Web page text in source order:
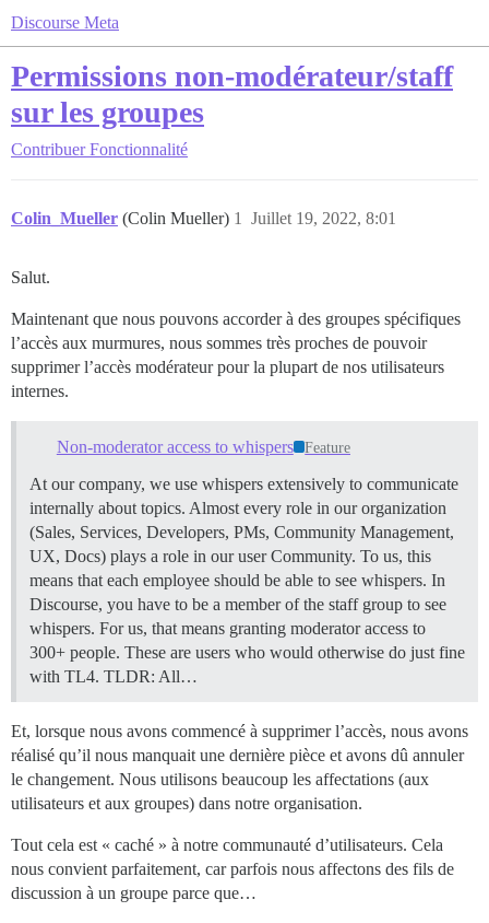
Discourse Meta
Permissions non-modérateur/staff
sur les groupes
Contribuer Fonctionnalité
Colin_Mueller (Colin Mueller) Juillet 19, 2022, 8:01
1
Salut.
Maintenant que nous pouvons accorder à des groupes spécifiques
l’accès aux murmures, nous sommes très proches de pouvoir
supprimer l’accès modérateur pour la plupart de nos utilisateurs
internes.
Non-moderator access to whispers Feature
At our company, we use whispers extensively to communicate
internally about topics. Almost every role in our organization
(Sales, Services, Developers, PMs, Community Management,
UX, Docs) plays a role in our user Community. To us, this
means that each employee should be able to see whispers. In
Discourse, you have to be a member of the staff group to see
whispers. For us, that means granting moderator access to
300+ people. These are users who would otherwise do just fine
with TL4. TLDR: All…
Et, lorsque nous avons commencé à supprimer l’accès, nous avons
réalisé qu’il nous manquait une dernière pièce et avons dû annuler
le changement. Nous utilisons beaucoup les affectations (aux
utilisateurs et aux groupes) dans notre organisation.
Tout cela est « caché » à notre communauté d’utilisateurs. Cela
nous convient parfaitement, car parfois nous affectons des fils de
discussion à un groupe parce que…